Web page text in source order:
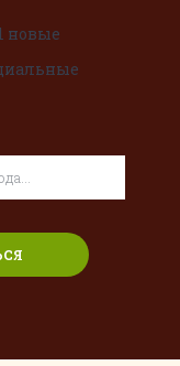
новые